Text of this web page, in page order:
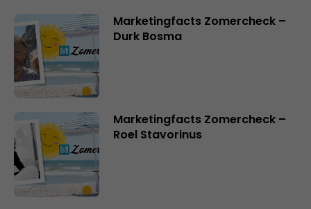
Marketingfacts Zomercheck –
Durk Bosma
Marketingfacts Zomercheck –
Roel Stavorinus